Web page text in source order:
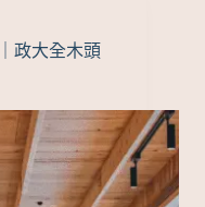
政大全木頭